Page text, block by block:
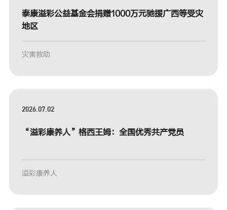
泰康溢彩公益基金会捐赠1000万元驰援广西等受灾
地区
灾害救助
2026.07.02
“溢彩康养人”格西王姆：全国优秀共产党员
溢彩康养人